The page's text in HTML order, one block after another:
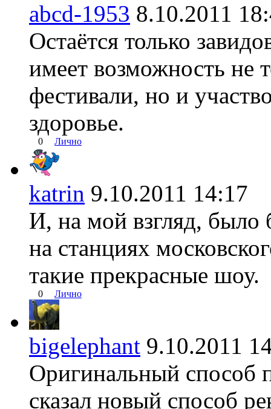
abcd-1953 8.10.2011
Остаётся только
имеет возможность не
фестивали, но и
здоровье.
0 Лично
katrin 9.10.2011
И, на мой взгляд, было
на станциях
такие прекрасные шоу.
0 Лично
bigelephant 9.10.2011
Оригинальный способ
сказал новый способ